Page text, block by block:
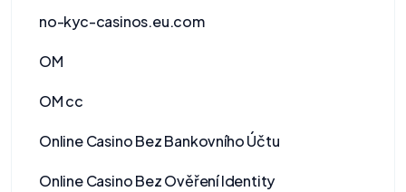
no-kyc-casinos.eu.com
OM
OM cc
Online Casino Bez Bankovního Účtu
Online Casino Bez Ověření Identity